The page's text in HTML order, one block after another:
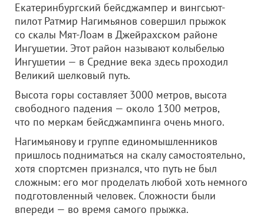
Екатеринбургский бейсджампер и вингсьют-
пилот Ратмир Нагимьянов совершил прыжок
со скалы Мят-Лоам в Джейрахском районе
Ингушетии. Этот район называют колыбелью
Ингушетии — в Средние века здесь проходил
Великий шелковый путь.
Высота горы составляет 3000 метров, высота
свободного падения — около 1300 метров,
что по меркам бейсджампинга очень много.
Нагимьянову и группе единомышленников
пришлось подниматься на скалу самостоятельно,
хотя спортсмен признался, что путь не был
сложным: его мог проделать любой хоть немного
подготовленный человек. Сложности были
впереди — во время самого прыжка.